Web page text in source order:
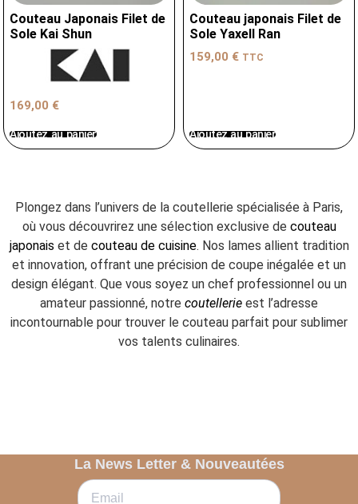
Couteau Japonais Filet de
Sole Kai Shun
169,00 €
Ajoutez au panier
Couteau japonais Filet de
Sole Yaxell Ran
159,00 € TTC
Ajoutez au panier
Plongez dans l’univers de la coutellerie spécialisée à Paris,
où vous découvrirez une sélection exclusive de couteau
japonais et de couteau de cuisine. Nos lames allient tradition
et innovation, offrant une précision de coupe inégalée et un
design élégant. Que vous soyez un chef professionnel ou un
amateur passionné, notre coutellerie est l’adresse
incontournable pour trouver le couteau parfait pour sublimer
vos talents culinaires.
La News Letter & Nouveautées